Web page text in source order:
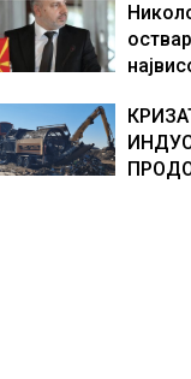
што го